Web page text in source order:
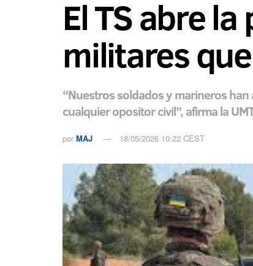
El TS abre
militares
“Nuestros soldados y marineros
cualquier opositor civil”, afirma la
por MAJ 18/05/2026 10:22 CEST